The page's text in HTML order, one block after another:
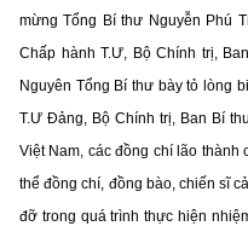
mừng Tổng Bí thư Nguyễn Phú
Chấp hành T.Ư, Bộ Chính trị,
Nguyên Tổng Bí thư bày tỏ lòng
T.Ư Đảng, Bộ Chính trị, Ban Bí
Việt Nam, các đồng chí lão thành
thể đồng chí, đồng bào, chiến sĩ
đỡ trong quá trình thực hiện